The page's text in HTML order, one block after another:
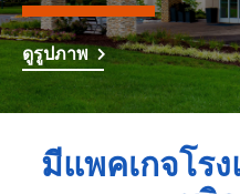
ดูรูปภาพ
มีแพคเกจโร